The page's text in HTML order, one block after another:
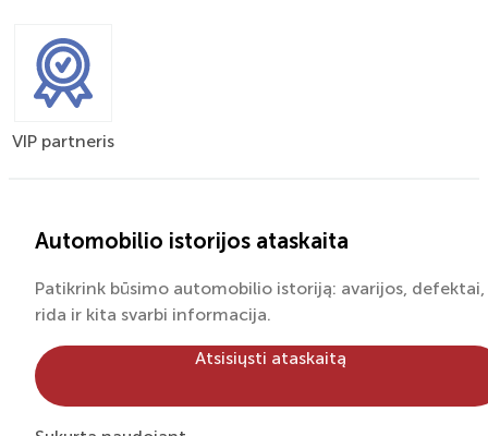
VIP partneris
Automobilio istorijos ataskaita
Patikrink būsimo automobilio istoriją: avarijos, defektai,
rida ir kita svarbi informacija.
Atsisiųsti ataskaitą